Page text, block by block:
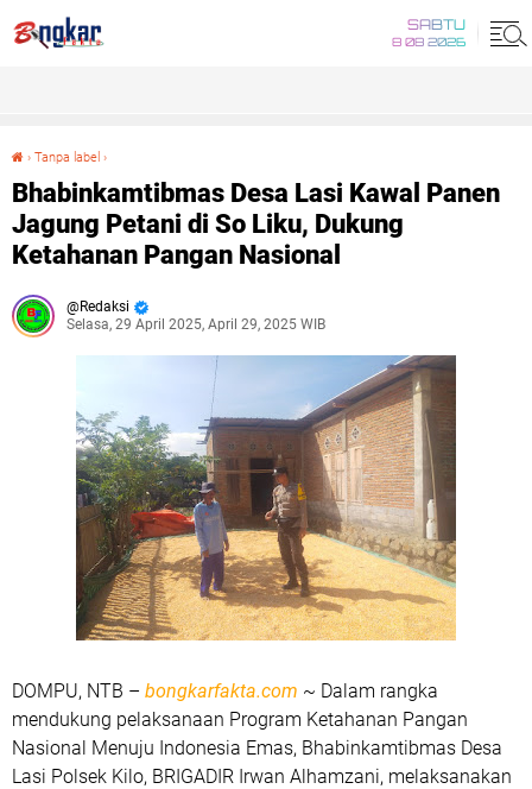
SABTU
8 08 2026
› Tanpa label ›
Bhabinkamtibmas Desa Lasi Kawal Panen
Jagung Petani di So Liku, Dukung
Ketahanan Pangan Nasional
Redaksi
Selasa, 29 April 2025, April 29, 2025 WIB
DOMPU, NTB – bongkarfakta.com ~ Dalam rangka
mendukung pelaksanaan Program Ketahanan Pangan
Nasional Menuju Indonesia Emas, Bhabinkamtibmas Desa
Lasi Polsek Kilo, BRIGADIR Irwan Alhamzani, melaksanakan